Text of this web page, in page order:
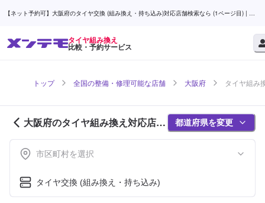
【ネット予約可】大阪府のタイヤ交換 (組み換え・持ち込み)対応店舗検索なら (1ページ目) | メ
タイヤ組み換え
比較・予約サービス
トップ 全国の整備・修理可能な店舗 大阪府 タイヤ組み
大阪府のタイヤ組み換え対応店舗
紹介 (1ページ目)
都道府県を変更
市区町村を選択
タイヤ交換 (組み換え・持ち込み)